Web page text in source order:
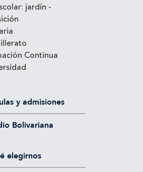
jardín -
Continua
y admisiones
Bolivariana
elegirnos